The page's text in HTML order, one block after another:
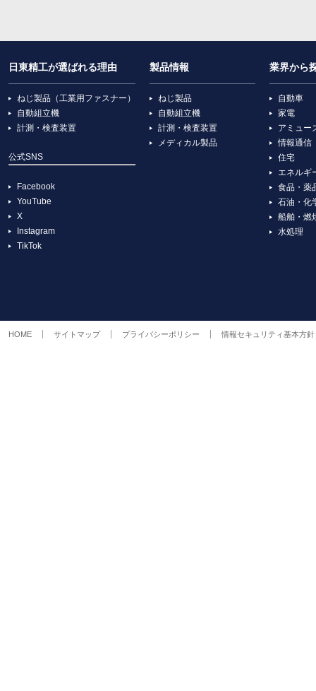
日東精工が選ばれる理由
ねじ製品（工業用ファスナー）
自動組立機
計測・検査装置
公式SNS
Facebook
YouTube
X
Instagram
TikTok
製品情報
ねじ製品
自動組立機
計測・検査装置
メディカル製品
業界から
自動車
家電
アミュー
情報通信
住宅
エネルギ
食品・薬
石油・化
船舶・燃
水処理
HOME サイトマップ プライバシーポリシー 情報セキュリティ基本方針